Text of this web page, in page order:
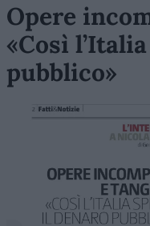
Opere
«Così
pubblico»